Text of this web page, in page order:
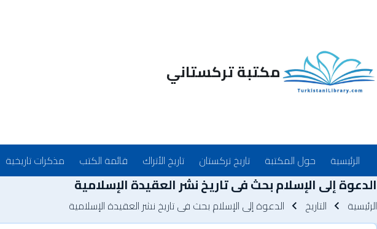
مكتبة تركستاني
Main_Menu_ar
الرئيسية حول المكتبة تاريخ تركستان تاريخ الأتراك قائمة الكتب مذكرات تاريخية
الدعوة إلى الإسلام بحث فى تاريخ نشر العقيدة الإسلامية
مسار التنقل
الرئيسية التاريخ الدعوة إلى الإسلام بحث فى تاريخ نشر العقيدة الإسلامية